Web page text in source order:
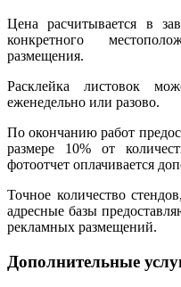
Цена расчитывается в
конкретного
размещения.
Расклейка листовок
еженедельно или разово.
По окончанию работ
размере 10% от
фотоотчет оплачивается
Точное количество
адресные базы
рекламных размещений.
Дополнительные